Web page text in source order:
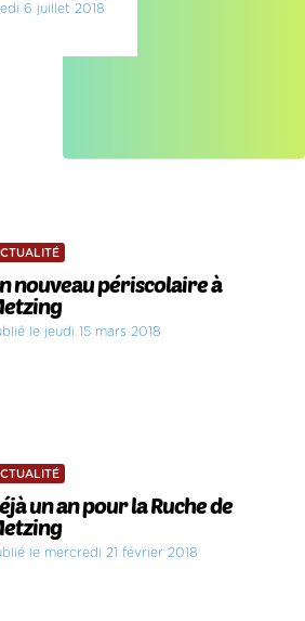
6 juillet 2018
nouveau périscolaire à
le jeudi 15 mars 2018
un an pour la Ruche de
le mercredi 21 février 2018